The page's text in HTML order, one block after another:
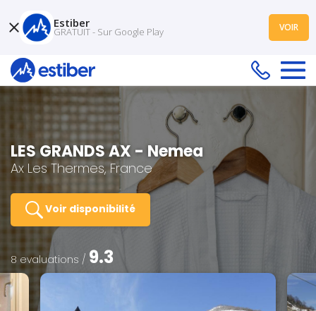
LES GRANDS AX - Nemea
Ax Les Thermes, France
Voir disponibilité
8 evaluations / 9.3
Estiber
GRATUIT - Sur Google Play VOIR